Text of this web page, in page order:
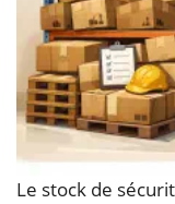
Le stock de